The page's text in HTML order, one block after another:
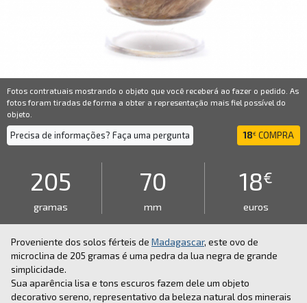
Fotos contratuais mostrando o objeto que você receberá ao fazer o pedido. As
fotos foram tiradas de forma a obter a representação mais fiel possível do
objeto.
Precisa de informações? Faça uma pergunta 18€ COMPRA
205
gramas
70
mm
18€
euros
Proveniente dos solos férteis de Madagascar, este ovo de
microclina de 205 gramas é uma pedra da lua negra de grande
simplicidade.
Sua aparência lisa e tons escuros fazem dele um objeto
decorativo sereno, representativo da beleza natural dos minerais